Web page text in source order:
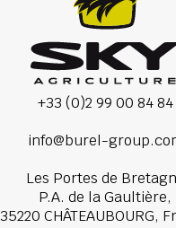
+33 (0)2 99 00 84 84
info@burel-
Les Portes de
P.A. de la Gaultière,
35220 CHÂTEAUBOURG,